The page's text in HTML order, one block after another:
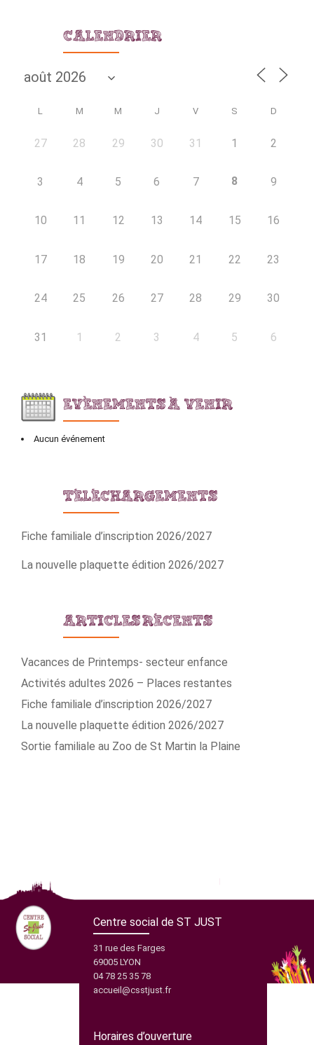
CALENDRIER
L M M J V S D
27 28 29 30 31 1 2
3 4 5 6 7 8 9
10 11 12 13 14 15 16
17 18 19 20 21 22 23
24 25 26 27 28 29 30
31 1 2 3 4 5 6
EVÈNEMENTS À VENIR
Aucun événement
TÉLÉCHARGEMENTS
Fiche familiale d’inscription 2026/2027
La nouvelle plaquette édition 2026/2027
ARTICLES RÉCENTS
Vacances de Printemps- secteur enfance
Activités adultes 2026 – Places restantes
Fiche familiale d’inscription 2026/2027
La nouvelle plaquette édition 2026/2027
Sortie familiale au Zoo de St Martin la Plaine
Centre social de ST JUST
31 rue des Farges
69005 LYON
04 78 25 35 78
accueil@csstjust.fr
Horaires d’ouverture